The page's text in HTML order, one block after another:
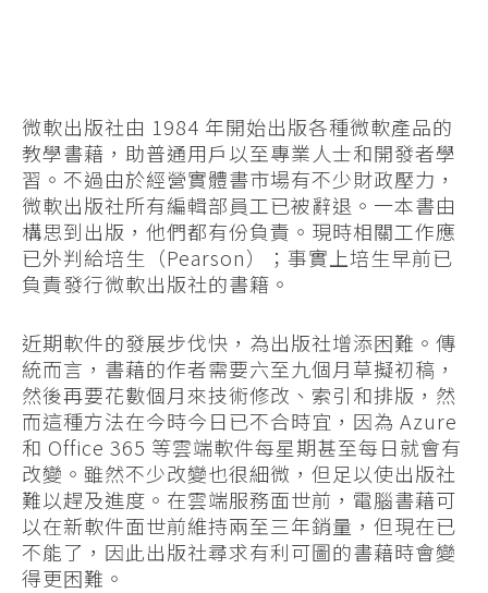
微軟出版社由 1984 年開始出版各種微軟產品的
教學書藉，助普通用戶以至專業人士和開發者學
習。不過由於經營實體書市場有不少財政壓力，
微軟出版社所有編輯部員工已被辭退。一本書由
構思到出版，他們都有份負責。現時相關工作應
已外判給培生（Pearson）；事實上培生早前已
負責發行微軟出版社的書籍。
近期軟件的發展步伐快，為出版社增添困難。傳
統而言，書藉的作者需要六至九個月草擬初稿，
然後再要花數個月來技術修改、索引和排版，然
而這種方法在今時今日已不合時宜，因為 Azure
和 Office 365 等雲端軟件每星期甚至每日就會有
改變。雖然不少改變也很細微，但足以使出版社
難以趕及進度。在雲端服務面世前，電腦書藉可
以在新軟件面世前維持兩至三年銷量，但現在已
不能了，因此出版社尋求有利可圖的書藉時會變
得更困難。